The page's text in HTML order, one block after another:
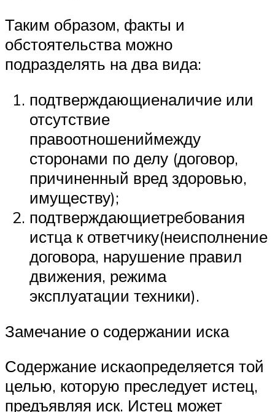
Таким образом, факты и
обстоятельства можно
подразделять на два вида:
подтверждающиеналичие или
отсутствие
правоотношениймежду
сторонами по делу (договор,
причиненный вред здоровью,
имуществу);
подтверждающиетребования
истца к ответчику(неисполнение
договора, нарушение правил
движения, режима
эксплуатации техники).
Замечание о содержании иска
Содержание искаопределяется той
целью, которую преследует истец,
предъявляя иск. Истец может